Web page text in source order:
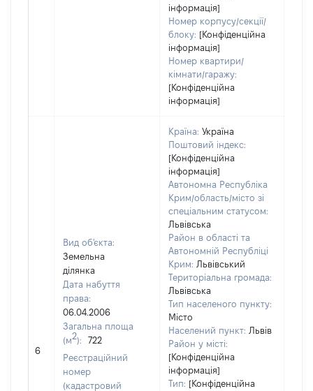
інформація]
Номер корпусу/секції/
блоку: [Конфіденційна
інформація]
Номер квартири/
кімнати/гаражу:
[Конфіденційна
інформація]
6
Вид об'єкта:
Земельна
ділянка
Дата набуття
права:
06.04.2006
Загальна площа
(м2):
722
Реєстраційний
номер
(кадастровий
Країна: Україна
Поштовий індекс:
[Конфіденційна
інформація]
Автономна Республіка
Крим/область/місто зі
спеціальним статусом:
Львівська
Район в області та
Автономній Республіці
Крим: Львівський
Територіальна громада:
Львівська
Тип населеного пункту:
Місто
Населений пункт: Львів
Район у місті:
[Конфіденційна
інформація]
Тип: [Конфіденційна